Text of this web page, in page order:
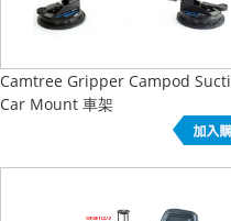
Camtree Gripper Campod
Car Mount 車架